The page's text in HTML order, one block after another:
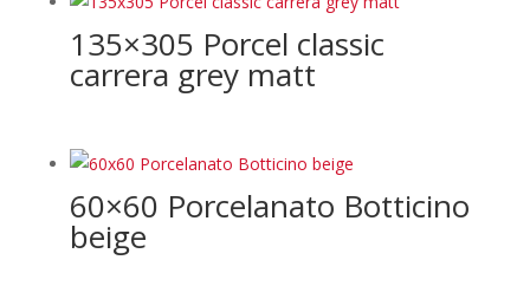
135×305 Porcel classic
carrera grey matt
60×60 Porcelanato Botticino
beige